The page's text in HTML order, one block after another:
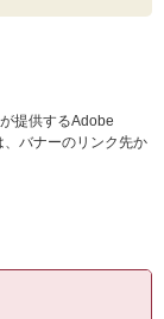
提供するAdobe
バナーのリンク先か